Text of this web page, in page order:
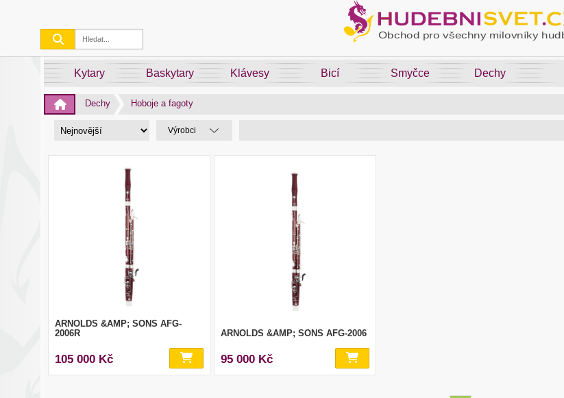
Kytary Baskytary Klávesy Bicí Smyčce Dechy
Dechy Hoboje a fagoty
Výrobci
ARNOLDS &AMP; SONS AFG-
2006R
105 000 Kč
ARNOLDS &AMP; SONS AFG-2006
95 000 Kč